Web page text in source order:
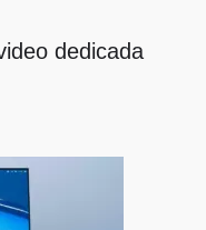
dedicada